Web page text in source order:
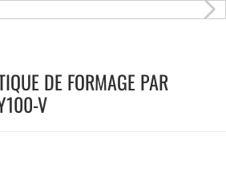
DE FORMAGE PAR
V